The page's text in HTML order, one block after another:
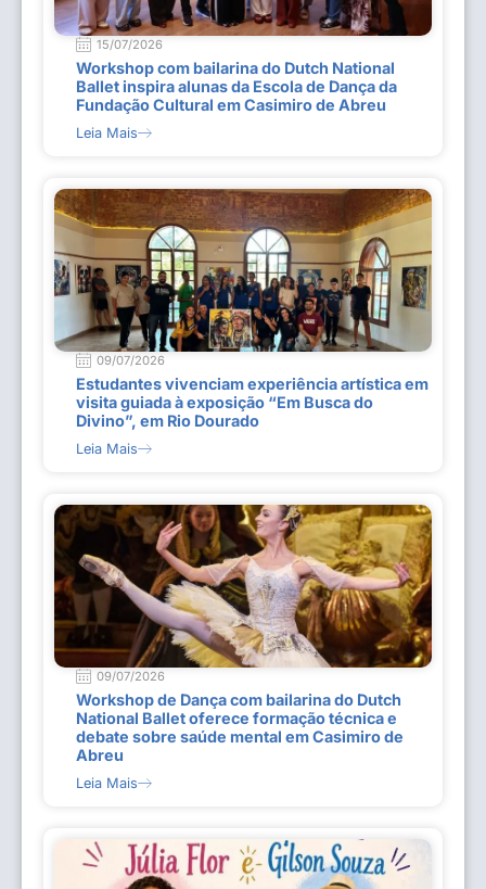
15/07/2026
Workshop com bailarina do Dutch National
Ballet inspira alunas da Escola de Dança da
Fundação Cultural em Casimiro de Abreu
Leia Mais
09/07/2026
Estudantes vivenciam experiência artística em
visita guiada à exposição “Em Busca do
Divino”, em Rio Dourado
Leia Mais
09/07/2026
Workshop de Dança com bailarina do Dutch
National Ballet oferece formação técnica e
debate sobre saúde mental em Casimiro de
Abreu
Leia Mais